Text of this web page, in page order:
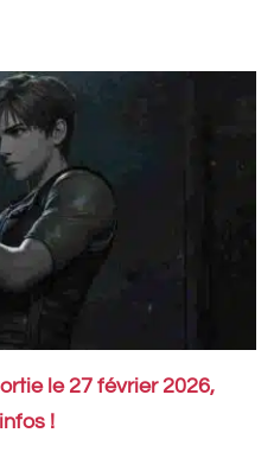
le 27 février 2026,
!